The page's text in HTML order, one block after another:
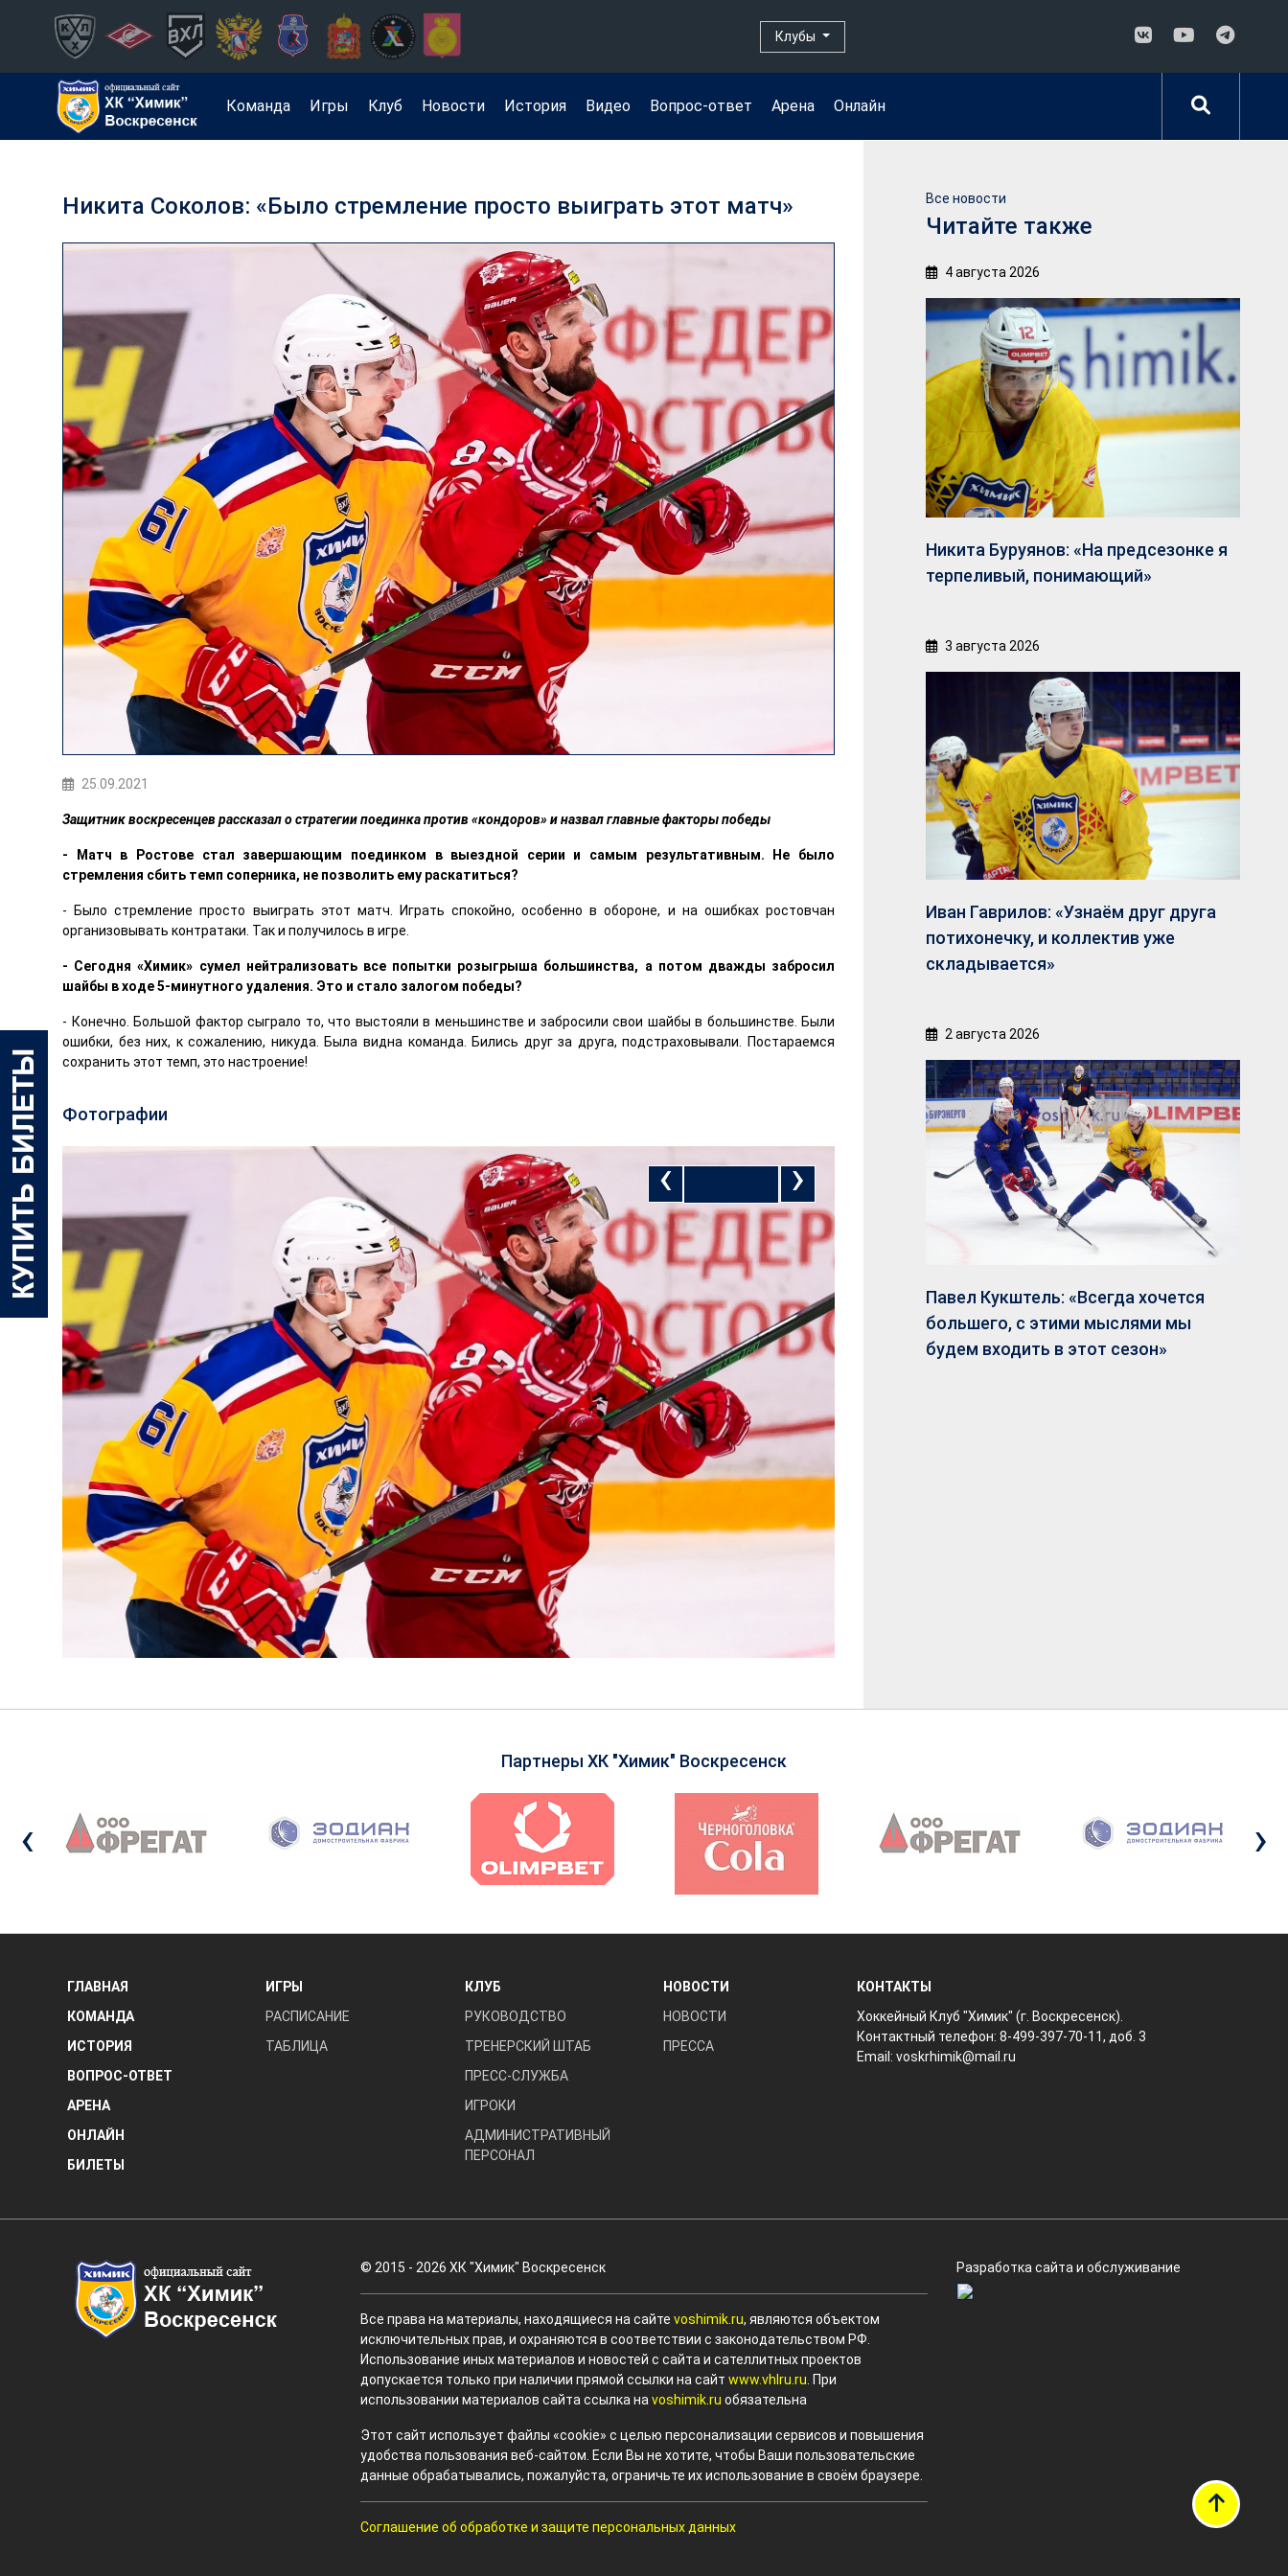
Клубы
Команда Игры Клуб Новости История Видео Вопрос-ответ Арена Онлайн
Никита Соколов: «Было стремление просто выиграть этот матч»
25.09.2021
Защитник воскресенцев рассказал о стратегии поединка против «кондоров» и назвал главные факторы победы
- Матч в Ростове стал завершающим поединком в выездной серии и самым результативным. Не было
стремления сбить темп соперника, не позволить ему раскатиться?
- Было стремление просто выиграть этот матч. Играть спокойно, особенно в обороне, и на ошибках ростовчан
организовывать контратаки. Так и получилось в игре.
- Сегодня «Химик» сумел нейтрализовать все попытки розыгрыша большинства, а потом дважды забросил
шайбы в ходе 5-минутного удаления. Это и стало залогом победы?
- Конечно. Большой фактор сыграло то, что выстояли в меньшинстве и забросили свои шайбы в большинстве. Были
ошибки, без них, к сожалению, никуда. Была видна команда. Бились друг за друга, подстраховывали. Постараемся
сохранить этот темп, это настроение!
Фотографии
‹ ›
Все новости
Читайте также
4 августа 2026
Никита Буруянов: «На предсезонке я
терпеливый, понимающий»
3 августа 2026
Иван Гаврилов: «Узнаём друг друга
потихонечку, и коллектив уже
складывается»
2 августа 2026
Павел Кукштель: «Всегда хочется
большего, с этими мыслями мы
будем входить в этот сезон»
Партнеры ХК "Химик" Воскресенск
‹ ›
ГЛАВНАЯ
КОМАНДА
ИСТОРИЯ
ВОПРОС-ОТВЕТ
АРЕНА
ОНЛАЙН
БИЛЕТЫ
ИГРЫ
РАСПИСАНИЕ
ТАБЛИЦА
КЛУБ
РУКОВОДСТВО
ТРЕНЕРСКИЙ ШТАБ
ПРЕСС-СЛУЖБА
ИГРОКИ
АДМИНИСТРАТИВНЫЙ
ПЕРСОНАЛ
НОВОСТИ
НОВОСТИ
ПРЕССА
КОНТАКТЫ
Хоккейный Клуб "Химик" (г. Воскресенск).
Контактный телефон: 8-499-397-70-11, доб. 3
Email:voskrhimik@mail.ru
© 2015 - 2026 ХК "Химик" Воскресенск
Все права на материалы, находящиеся на сайте voshimik.ru, являются объектом
исключительных прав, и охраняются в соответствии с законодательством РФ.
Использование иных материалов и новостей с сайта и сателлитных проектов
допускается только при наличии прямой ссылки на сайт www.vhlru.ru. При
использовании материалов сайта ссылка наvoshimik.ru обязательна
Этот сайт использует файлы «cookie» с целью персонализации сервисов и повышения
удобства пользования веб-сайтом. Если Вы не хотите, чтобы Ваши пользовательские
данные обрабатывались, пожалуйста, ограничьте их использование в своём браузере.
Соглашение об обработке и защите персональных данных
Разработка сайта и обслуживание